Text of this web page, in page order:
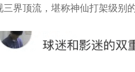
界顶流，堪称神仙打架级别的